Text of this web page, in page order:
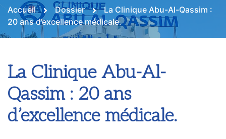
Accueil Dossier
La Clinique Abu-Al-Qassim :
20 ans d’excellence médicale.
La Clinique Abu-Al-
Qassim : 20 ans
d’excellence médicale.